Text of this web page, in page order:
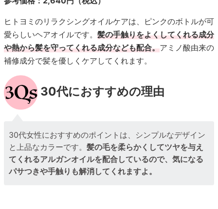
ヒトヨミのリラクシングオイルケアは、ピンクのボトルが可
愛らしいヘアオイルです。 髪の手触りをよくしてくれる成分
や熱から髪を守ってくれる成分なども配合。アミノ酸由来の
補修成分で髪を優しくケアしてくれます。
30代におすすめの理由
30代女性におすすめのポイントは、シンプルなデザイン
と上品なカラーです。髪の毛を柔らかくしてツヤを与え
てくれるアルガンオイルを配合しているので、気になる
パサつきや手触りも解消してくれますよ。